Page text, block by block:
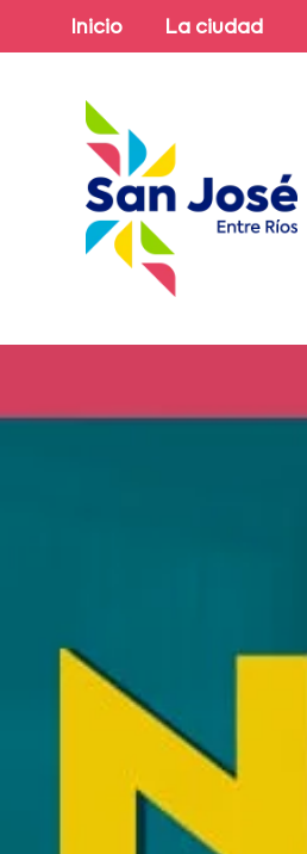
Inicio La ciudad